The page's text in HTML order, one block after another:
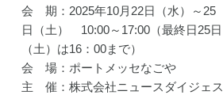
会 期：2025年10月22日（水）～25
日（土） 10:00～17:00（最終日25日
（土）は16：00まで）
会 場：ポートメッセなごや
主 催：株式会社ニュースダイジェス